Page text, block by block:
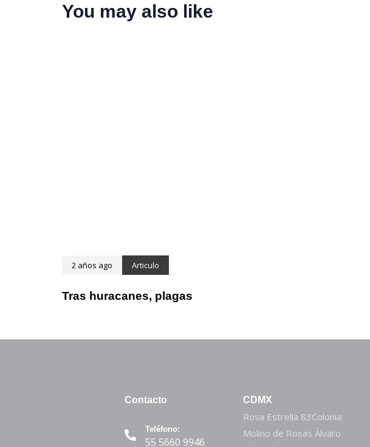
You may also like
2 años ago Articulo
Tras huracanes, plagas
Contacto
Teléfono:
55 5660 9946
CDMX
Rosa Estrella 83Colonia:
Molino de Rosas Álvaro